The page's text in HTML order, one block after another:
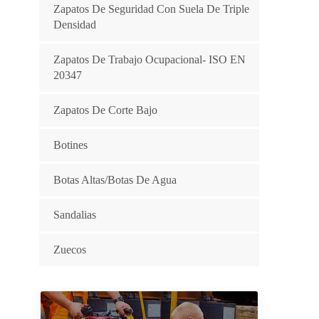
Zapatos De Seguridad Con Suela De Triple
Densidad
Zapatos De Trabajo Ocupacional- ISO EN
20347
Zapatos De Corte Bajo
Botines
Botas Altas/botas De Agua
Sandalias
Zuecos